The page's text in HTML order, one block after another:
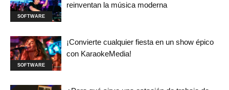
SOFTWARE
reinventan la música moderna
SOFTWARE
¡Convierte cualquier fiesta en un show épico
con KaraokeMedia!